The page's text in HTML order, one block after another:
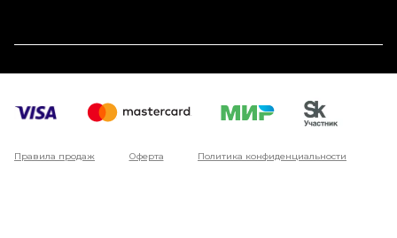
Правила продаж Оферта Политика конфиденциальности